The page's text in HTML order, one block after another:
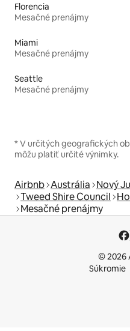
Florencia
Mesačné prenájmy
Miami
Mesačné prenájmy
Seattle
Mesačné prenájmy
* V určitých geografických
môžu platiť určité výnimky.
Airbnb Austrália Nový
Tweed Shire Council
Mesačné prenájmy
© 2026
Súkromie